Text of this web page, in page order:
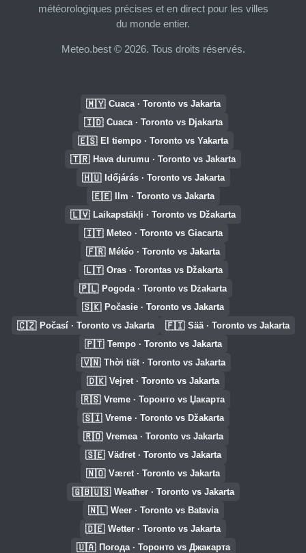
météorologiques précises et en direct pour les villes
du monde entier.
Meteo.best © 2026. Tous droits réservés.
🇲🇾 Cuaca · Toronto vs Jakarta
🇮🇩 Cuaca · Toronto vs Djakarta
🇪🇸 El tiempo · Toronto vs Yakarta
🇹🇷 Hava durumu · Toronto vs Jakarta
🇭🇺 Időjárás · Toronto vs Jakarta
🇪🇪 Ilm · Toronto vs Jakarta
🇱🇻 Laikapstākļi · Toronto vs Džakarta
🇮🇹 Meteo · Toronto vs Giacarta
🇫🇷 Météo · Toronto vs Jakarta
🇱🇹 Oras · Torontas vs Džakarta
🇵🇱 Pogoda · Toronto vs Dżakarta
🇸🇰 Počasie · Toronto vs Jakarta
🇨🇿 Počasí · Toronto vs Jakarta 🇫🇮 Sää · Toronto vs Jakarta
🇵🇹 Tempo · Toronto vs Jakarta
🇻🇳 Thời tiết · Toronto vs Jakarta
🇩🇰 Vejret · Toronto vs Jakarta
🇷🇸 Vreme · Торонто vs Џакарта
🇸🇮 Vreme · Toronto vs Džakarta
🇷🇴 Vremea · Toronto vs Jakarta
🇸🇪 Vädret · Toronto vs Jakarta
🇳🇴 Været · Toronto vs Jakarta
🇬🇧🇺🇸 Weather · Toronto vs Jakarta
🇳🇱 Weer · Toronto vs Batavia
🇩🇪 Wetter · Toronto vs Jakarta
🇺🇦 Погода · Торонто vs Джакарта